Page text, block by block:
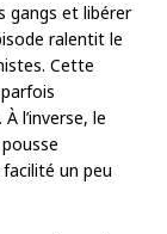
gangs et libérer
ralentit le
Cette
l’inverse, le
un peu